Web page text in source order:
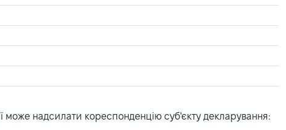
може надсилати кореспонденцію суб'єкту декларування: